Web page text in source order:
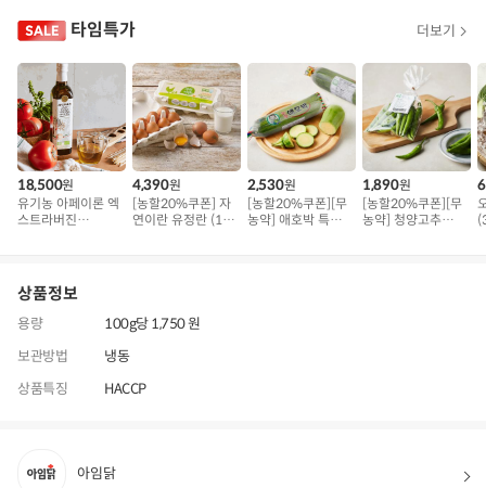
타임특가 더보기
18,500원
유기농 아페이론 엑
스트라버진
4,390원
[농할20%쿠폰] 자
연이란 유정란 (10
2,530원
[농할20%쿠폰][무
농약] 애호박 특품
1,890원
[농할20%쿠폰][무
농약] 청양고추
상품정보
용량
100g당 1,750 원
보관방법
냉동
상품특징
HACCP
아임닭